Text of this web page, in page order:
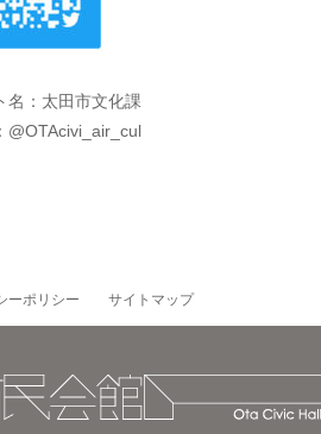
名：太田市文化課
@OTAcivi_air_cul
ーポリシー サイトマップ